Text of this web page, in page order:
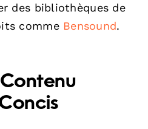
des bibliothèques de
comme Bensound.